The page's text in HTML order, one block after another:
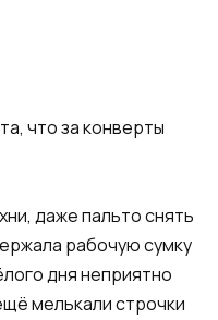
что за конверты
даже пальто снять
рабочую сумку
дня неприятно
мелькали строчки